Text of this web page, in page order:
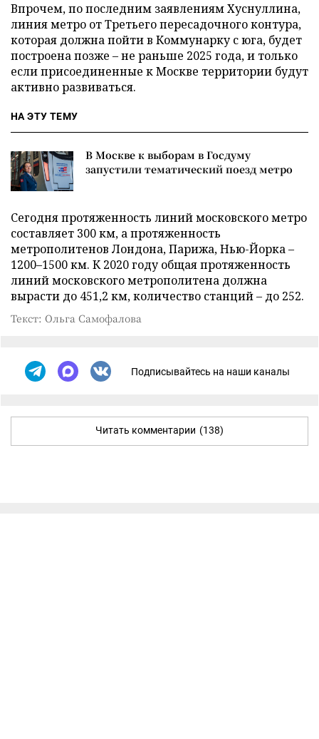
Впрочем, по последним заявлениям Хуснуллина,
линия метро от Третьего пересадочного контура,
которая должна пойти в Коммунарку с юга, будет
построена позже – не раньше 2025 года, и только
если присоединенные к Москве территории будут
активно развиваться.
НА ЭТУ ТЕМУ
В Москве к выборам в Госдуму
запустили тематический поезд метро
Сегодня протяженность линий московского метро
составляет 300 км, а протяженность
метрополитенов Лондона, Парижа, Нью-Йорка –
1200–1500 км. К 2020 году общая протяженность
линий московского метрополитена должна
вырасти до 451,2 км, количество станций– до 252.
Текст: Ольга Самофалова
Подписывайтесь на наши каналы
Читать комментарии (138)